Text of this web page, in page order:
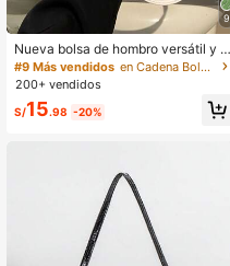
9
Nueva bolsa de hombro versátil y d
e moda con textura, bolso de mano
para mujer
#9 Más vendidos
en Cadena Bolsos De Hombro De Mujer
200+ vendidos
S/15.98 -20%